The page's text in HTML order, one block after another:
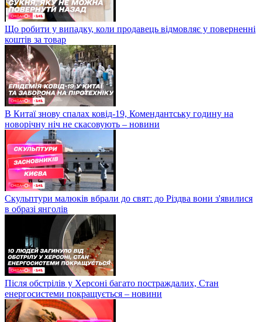
Що робити у випадку, коли продавець відмовляє у поверненні
коштів за товар
В Китаї знову спалах ковід-19, Комендантську годину на
новорічну ніч не скасовують – новини
Скульптури малюків вбрали до свят: до Різдва вони з'явилися
в образі янголів
Після обстрілів у Херсоні багато постраждалих, Стан
енергосистеми покращується – новини